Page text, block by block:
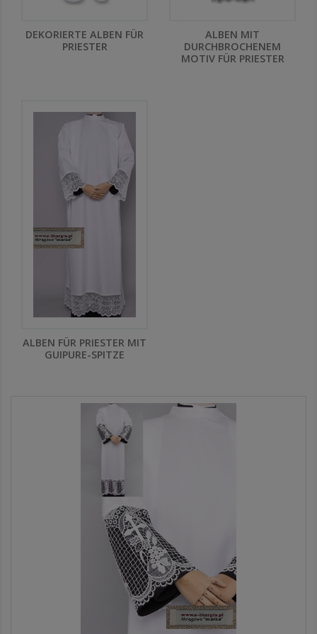
DEKORIERTE ALBEN FÜR
PRIESTER
ALBEN MIT
DURCHBROCHENEM
MOTIV FÜR PRIESTER
ALBEN FÜR PRIESTER MIT
GUIPURE-SPITZE